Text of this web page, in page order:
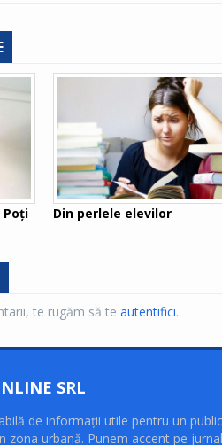
Poți Din perlele elevilor
te rugăm să te autentifici.
SRL
de informaţii utile pentru un
zona urbană. Punem accent pe